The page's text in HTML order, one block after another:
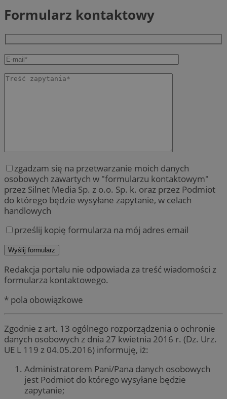
Formularz kontaktowy
zgadzam się na przetwarzanie moich danych
osobowych zawartych w "formularzu kontaktowym"
przez Silnet Media Sp. z o.o. Sp. k. oraz przez Podmiot
do którego będzie wysyłane zapytanie, w celach
handlowych
prześlij kopię formularza na mój adres email
Redakcja portalu nie odpowiada za treść wiadomości z
formularza kontaktowego.
* pola obowiązkowe
Zgodnie z art. 13 ogólnego rozporządzenia o ochronie
danych osobowych z dnia 27 kwietnia 2016 r. (Dz. Urz.
UE L 119 z 04.05.2016) informuję, iż:
Administratorem Pani/Pana danych osobowych
jest Podmiot do którego wysyłane będzie
zapytanie;